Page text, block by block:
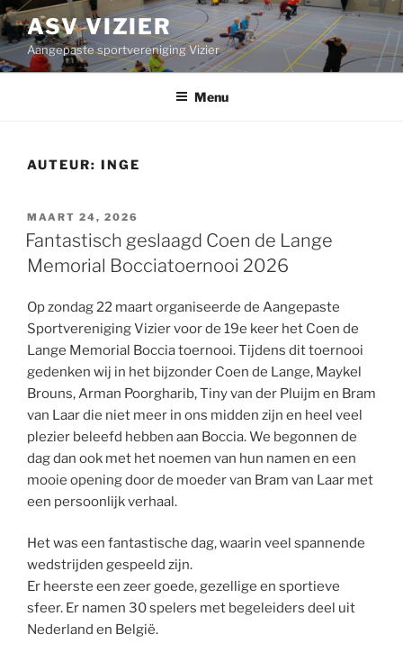
Ga
naar
de
inhoud
ASV VIZIER
Aangepaste sportvereniging Vizier
Menu
AUTEUR: INGE
GEPLAATST
OP
MAART 24, 2026
Fantastisch geslaagd Coen de Lange
Memorial Bocciatoernooi 2026
Op zondag 22 maart organiseerde de Aangepaste
Sportvereniging Vizier voor de 19e keer het Coen de
Lange Memorial Boccia toernooi. Tijdens dit toernooi
gedenken wij in het bijzonder Coen de Lange, Maykel
Brouns, Arman Poorgharib, Tiny van der Pluijm en Bram
van Laar die niet meer in ons midden zijn en heel veel
plezier beleefd hebben aan Boccia. We begonnen de
dag dan ook met het noemen van hun namen en een
mooie opening door de moeder van Bram van Laar met
een persoonlijk verhaal.
Het was een fantastische dag, waarin veel spannende
wedstrijden gespeeld zijn.
Er heerste een zeer goede, gezellige en sportieve
sfeer. Er namen 30 spelers met begeleiders deel uit
Nederland en België.